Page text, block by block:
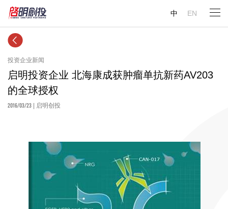
中 EN
投资企业新闻
启明投资企业 北海康成获肿瘤单抗新药AV203
的全球授权
2016/03/23 | 启明创投